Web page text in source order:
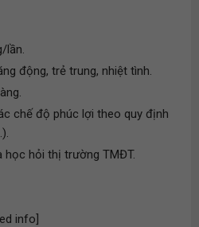
lần.
động, trẻ trung, nhiệt tình.
chế độ phúc lợi theo quy định
học hỏi thị trường TMĐT.
info]